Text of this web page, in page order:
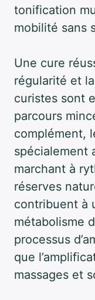
tonification
mobilité sans
Une cure
régularité et
curistes sont
parcours
complément,
spécialement
marchant à
réserves
contribuent à
métabolisme
processus
que
massages et